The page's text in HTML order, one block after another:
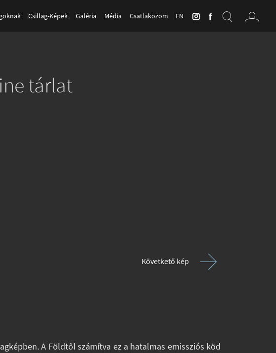
Csillag-Képek Galéria Média Csatlakozom EN
tárlat
Követkető kép
A Földtől számítva ez a hatalmas emissziós köd